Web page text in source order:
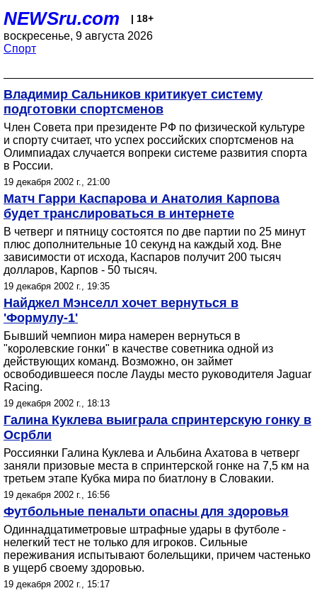
NEWSru.com | 18+
воскресенье, 9 августа 2026
Спорт
Владимир Сальников критикует систему
подготовки спортсменов
Член Совета при президенте РФ по физической культуре
и спорту считает, что успех российских спортсменов на
Олимпиадах случается вопреки системе развития спорта
в России.
19 декабря 2002 г., 21:00
Матч Гарри Каспарова и Анатолия Карпова
будет транслироваться в интернете
В четверг и пятницу состоятся по две партии по 25 минут
плюс дополнительные 10 секунд на каждый ход. Вне
зависимости от исхода, Каспаров получит 200 тысяч
долларов, Карпов - 50 тысяч.
19 декабря 2002 г., 19:35
Найджел Мэнселл хочет вернуться в
'Формулу-1'
Бывший чемпион мира намерен вернуться в
"королевские гонки" в качестве советника одной из
действующих команд. Возможно, он займет
освободившееся после Лауды место руководителя Jaguar
Racing.
19 декабря 2002 г., 18:13
Галина Куклева выиграла спринтерскую гонку в
Осрбли
Россиянки Галина Куклева и Альбина Ахатова в четверг
заняли призовые места в спринтерской гонке на 7,5 км на
третьем этапе Кубка мира по биатлону в Словакии.
19 декабря 2002 г., 16:56
Футбольные пенальти опасны для здоровья
Одиннадцатиметровые штрафные удары в футболе -
нелегкий тест не только для игроков. Сильные
переживания испытывают болельщики, причем частенько
в ущерб своему здоровью.
19 декабря 2002 г., 15:17